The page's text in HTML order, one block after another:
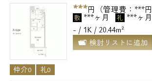
***円（管理費：***円
敷 ***ヶ月 礼 ***ヶ月
- / 1K / 20.44m²
検討リストに追加
仲介0 礼0